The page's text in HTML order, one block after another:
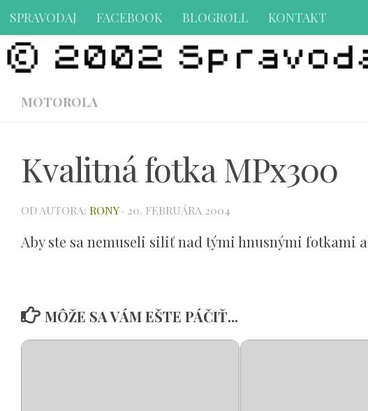
Preskočiť na obsah
SPRAVODAJ FACEBOOK BLOGROLL KONTAKT
MOTOROLA
Kvalitná fotka MPx300
OD AUTORA: RONY · 20. FEBRUÁRA 2004
Aby ste sa nemuseli siliť nad tými hnusnými fotkami
MÔŽE SA VÁM EŠTE PÁČIŤ...